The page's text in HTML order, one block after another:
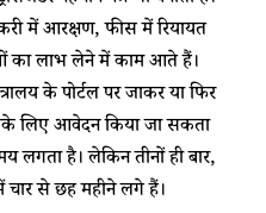
में आरक्षण, फीस में रियायत
लाभ लेने में काम आते हैं।
के पोर्टल पर जाकर या फिर
लिए आवेदन किया जा सकता
है। लेकिन तीनों ही बार,
चार से छह महीने लगे हैं।